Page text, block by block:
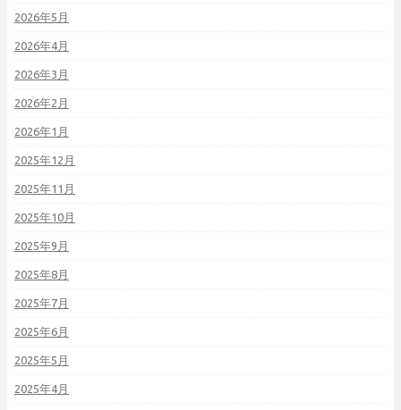
2026年5月
2026年4月
2026年3月
2026年2月
2026年1月
2025年12月
2025年11月
2025年10月
2025年9月
2025年8月
2025年7月
2025年6月
2025年5月
2025年4月